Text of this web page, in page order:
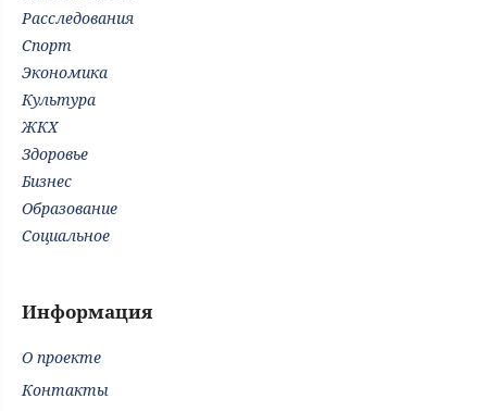
Расследования
Спорт
Экономика
Культура
ЖКХ
Здоровье
Бизнес
Образование
Социальное
Информация
О проекте
Контакты